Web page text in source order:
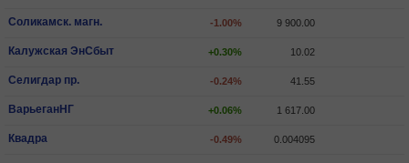
Соликамск. магн. -1.00% 9 900.00
Калужская ЭнСбыт +0.30% 10.02
Селигдар пр. -0.24% 41.55
ВарьеганHГ +0.06% 1 617.00
Квадра -0.49% 0.004095